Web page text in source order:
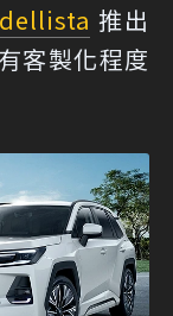
推出
客製化程度